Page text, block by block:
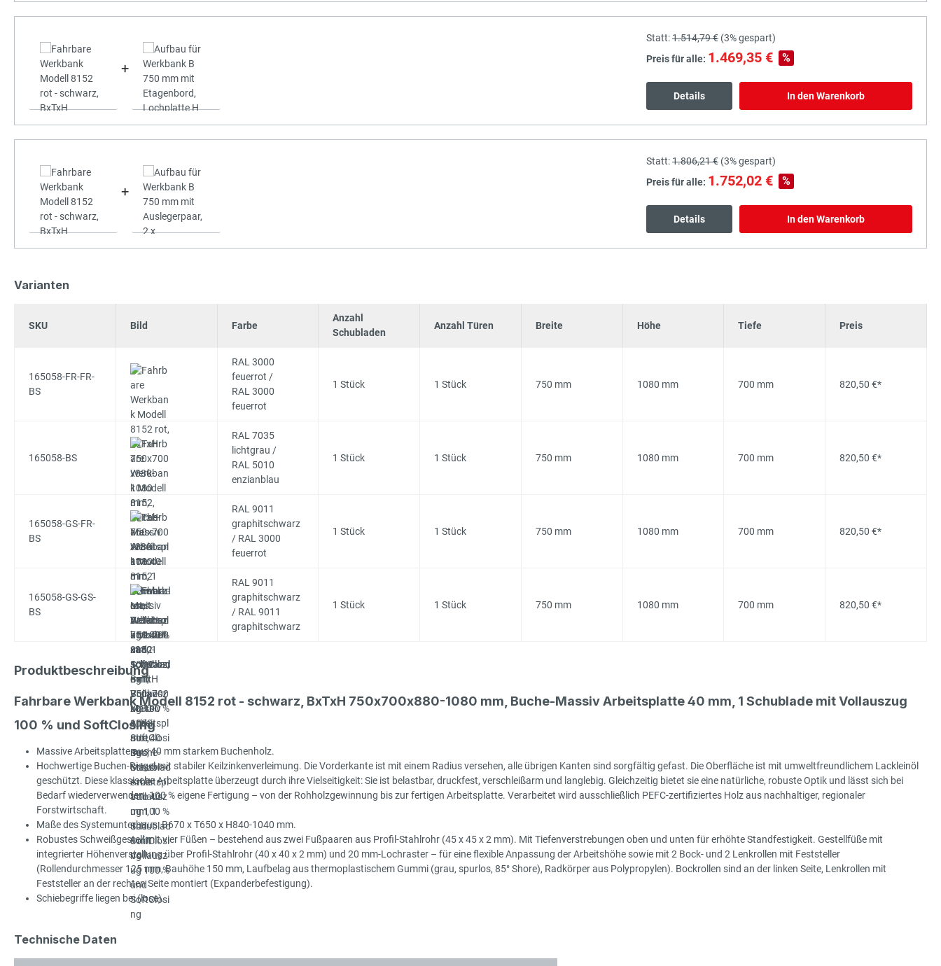
+
Statt:1.514,79 € (3%gespart)
Preis für alle: 1.469,35 € %
Details In den Warenkorb
+
Statt:1.806,21 € (3%gespart)
Preis für alle: 1.752,02 € %
Details In den Warenkorb
Varianten
SKU Bild Farbe
Anzahl
Schubladen
Anzahl Türen Breite Höhe Tiefe Preis
165058-FR-FR-
BS
RAL 3000
feuerrot /
RAL 3000
feuerrot
1 Stück 1 Stück 750 mm 1080 mm 700 mm 820,50 €*
165058-BS
RAL 7035
lichtgrau /
RAL 5010
enzianblau
1 Stück 1 Stück 750 mm 1080 mm 700 mm 820,50 €*
165058-GS-FR-
BS
RAL 9011
graphitschwarz
/ RAL 3000
feuerrot
1 Stück 1 Stück 750 mm 1080 mm 700 mm 820,50 €*
165058-GS-GS-
BS
RAL 9011
graphitschwarz
/ RAL 9011
graphitschwarz
1 Stück 1 Stück 750 mm 1080 mm 700 mm 820,50 €*
Produktbeschreibung
Fahrbare Werkbank Modell 8152 rot - schwarz, BxTxH 750x700x880-1080 mm, Buche-Massiv Arbeitsplatte 40 mm, 1 Schublade mit Vollauszug
100 % und SoftClosing
Massive Arbeitsplatte aus 40 mm starkem Buchenholz.
Hochwertige Buchen-Riegel mit stabiler Keilzinkenverleimung. Die Vorderkante ist mit einem Radius versehen, alle übrigen Kanten sind sorgfältig gefast. Die Oberfläche ist mit umweltfreundlichem Lackleinöl
geschützt. Diese klassische Arbeitsplatte überzeugt durch ihre Vielseitigkeit: Sie ist belastbar, druckfest, verschleißarm und langlebig. Gleichzeitig bietet sie eine natürliche, robuste Optik und lässt sich bei
Bedarf wiederverwenden. 100 % eigene Fertigung – von der Rohholzgewinnung bis zur fertigen Arbeitsplatte. Verarbeitet wird ausschließlich PEFC-zertifiziertes Holz aus nachhaltiger, regionaler
Forstwirtschaft.
Maße des Systemunterbaus: B670 x T650 x H840-1040 mm.
Robustes Schweißgestell mit vier Füßen – bestehend aus zwei Fußpaaren aus Profil-Stahlrohr (45 x 45 x 2 mm). Mit Tiefenverstrebungen oben und unten für erhöhte Standfestigkeit. Gestellfüße mit
integrierter Höhenverstellung über Profil-Stahlrohr (40 x 40 x 2 mm) und 20 mm-Lochraster – für eine flexible Anpassung der Arbeitshöhe sowie mit 2 Bock- und 2 Lenkrollen mit Feststeller
(Rollendurchmesser 125 mm, Bauhöhe 150 mm, Laufbelag aus thermoplastischem Gummi (grau, spurlos, 85° Shore), Radkörper aus Polypropylen). Bockrollen sind an der linken Seite, Lenkrollen mit
Feststeller an der rechten Seite montiert (Expanderbefestigung).
Schiebegriffe liegen bei (lose).
Technische Daten